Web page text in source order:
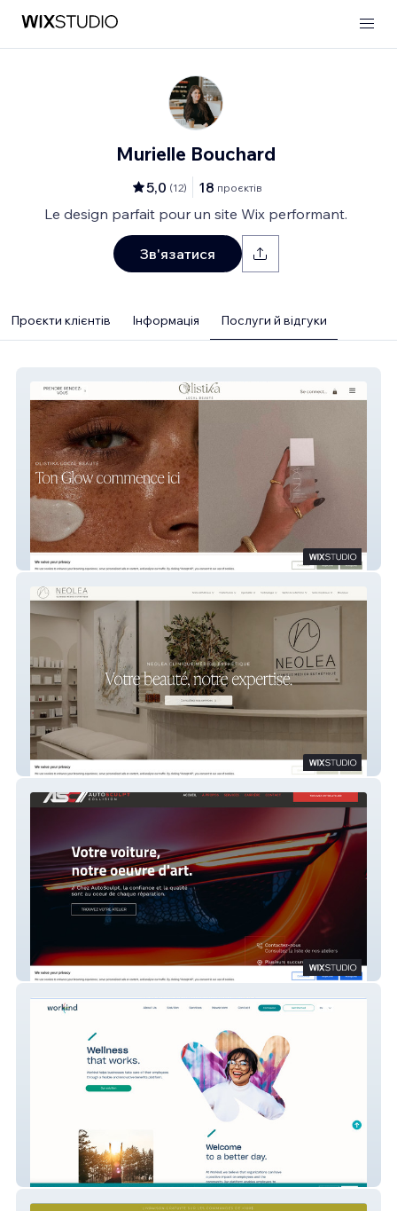
Murielle Bouchard
5,0 (12) 18 проєктів
Le design parfait pour un site Wix performant.
Зв'язатися
Проєкти клієнтів Інформація Послуги й відгуки
Olistika
NEOLEA
AutoSculpt
Workind Website